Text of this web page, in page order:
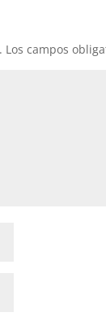
Los campos